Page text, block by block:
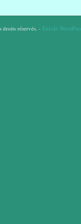
réservés. - Enfold